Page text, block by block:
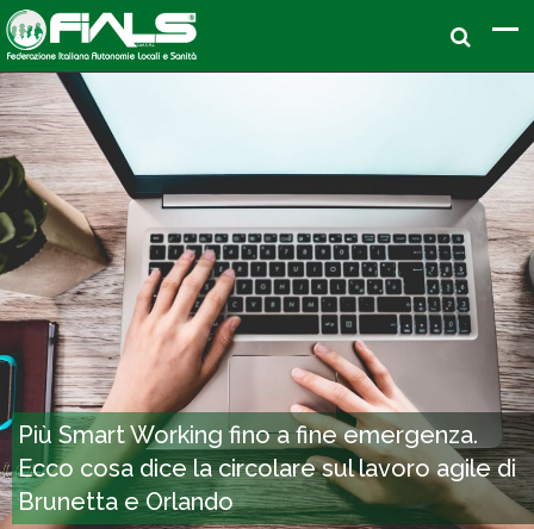
Più Smart Working fino a fine emergenza.
Ecco cosa dice la circolare sul lavoro agile di
Brunetta e Orlando